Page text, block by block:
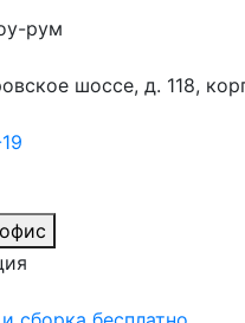
рум
шоссе, д. 118,